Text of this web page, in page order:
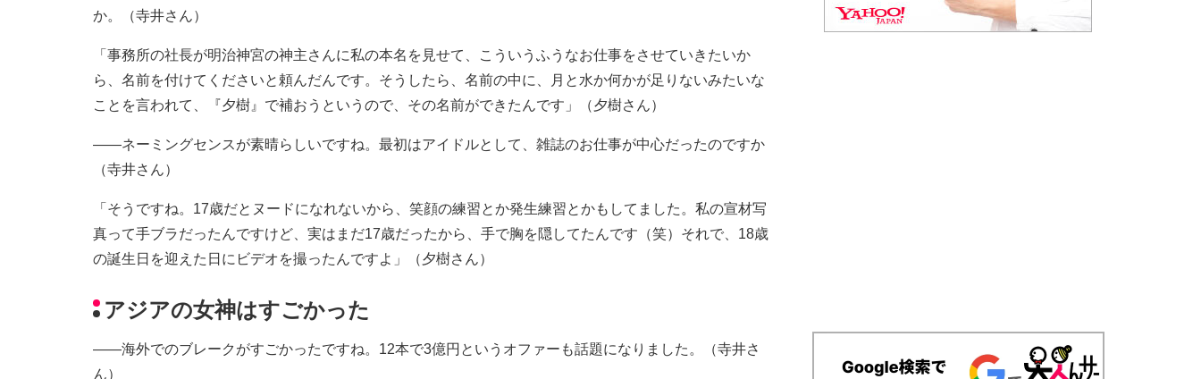
か。（寺井さん）
「事務所の社長が明治神宮の神主さんに私の本名を見せて、こういうふうなお仕事をさせていきたいか
ら、名前を付けてくださいと頼んだんです。そうしたら、名前の中に、月と水か何かが足りないみたいな
ことを言われて、『夕樹』で補おうというので、その名前ができたんです」（夕樹さん）
――ネーミングセンスが素晴らしいですね。最初はアイドルとして、雑誌のお仕事が中心だったのですか
（寺井さん）
「そうですね。17歳だとヌードになれないから、笑顔の練習とか発生練習とかもしてました。私の宣材写
真って手ブラだったんですけど、実はまだ17歳だったから、手で胸を隠してたんです（笑）それで、18歳
の誕生日を迎えた日にビデオを撮ったんですよ」（夕樹さん）
アジアの女神はすごかった
――海外でのブレークがすごかったですね。12本で3億円というオファーも話題になりました。（寺井さ
ん）